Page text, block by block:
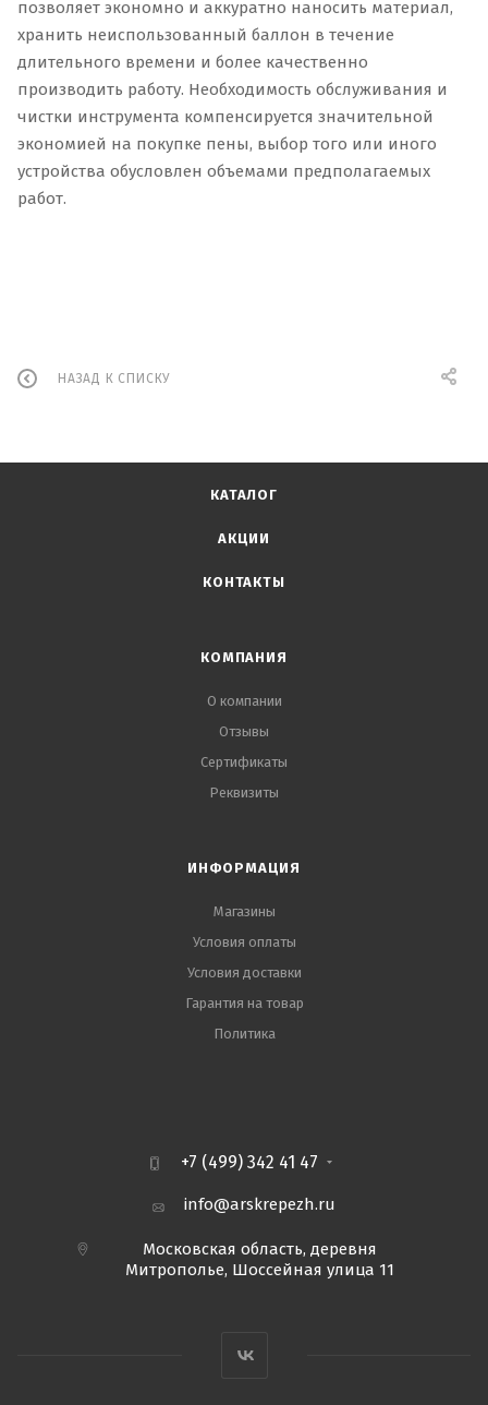
позволяет экономно и аккуратно наносить материал,
хранить неиспользованный баллон в течение
длительного времени и более качественно
производить работу. Необходимость обслуживания и
чистки инструмента компенсируется значительной
экономией на покупке пены, выбор того или иного
устройства обусловлен объемами предполагаемых
работ.
НАЗАД К СПИСКУ
КАТАЛОГ
АКЦИИ
КОНТАКТЫ
КОМПАНИЯ
О компании
Отзывы
Сертификаты
Реквизиты
ИНФОРМАЦИЯ
Магазины
Условия оплаты
Условия доставки
Гарантия на товар
Политика
+7 (499) 342 41 47
info@arskrepezh.ru
Московская область, деревня
Митрополье, Шоссейная улица 11